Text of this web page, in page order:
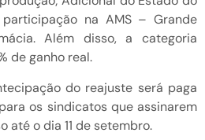
participação na AMS – Grande
Além disso, a categoria
de ganho real.
do reajuste será paga
os sindicatos que assinarem
até o dia 11 de setembro.